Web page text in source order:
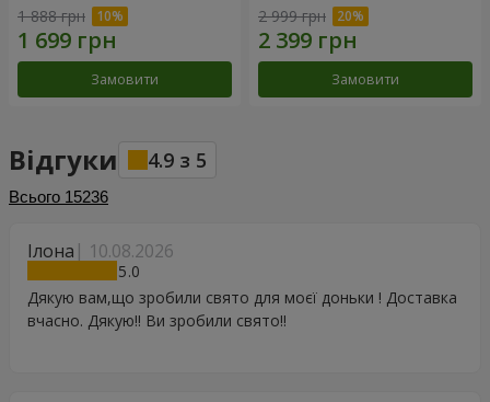
1 888 грн
Замовити
2 999 грн
Замовити
Відгуки 4.9 з 5
Всього 15236
Ілона 10.08.2026
5
Дякую вам,що зробили свято для моєї доньки ! Доставка
вчасно. Дякую!! Ви зробили свято!!